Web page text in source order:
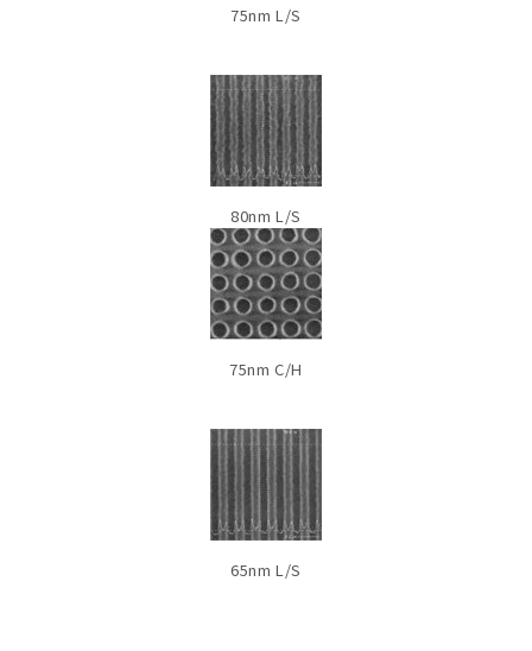
75nm L/S
80nm L/S
75nm C/H
65nm L/S